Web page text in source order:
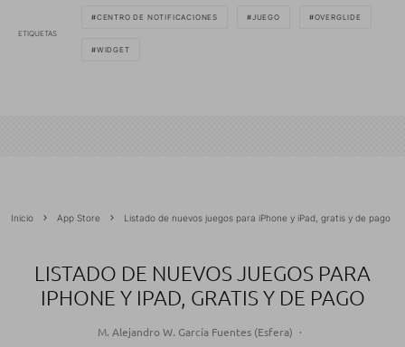
ETIQUETAS
CENTRO DE NOTIFICACIONES JUEGO OVERGLIDE
WIDGET
Inicio App Store Listado de nuevos juegos para iPhone y iPad, gratis y de pago
LISTADO DE NUEVOS JUEGOS PARA
IPHONE Y IPAD, GRATIS Y DE PAGO
M. Alejandro W. García Fuentes (Esfera) ·